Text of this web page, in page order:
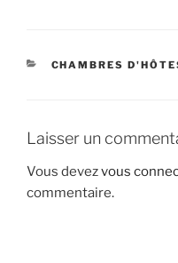
CATÉGORIES
CHAMBRES
Laisser un
Vous devezvous
commentaire.